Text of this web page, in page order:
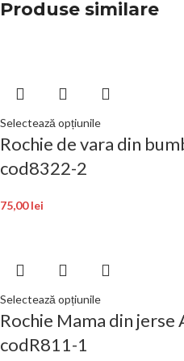
Produse similare
Selectează opțiunile
Rochie de vara din
cod8322-2
75,00lei
Selectează opțiunile
Rochie Mama din
codR811-1